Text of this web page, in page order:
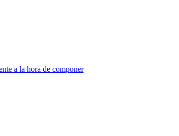
a la hora de componer